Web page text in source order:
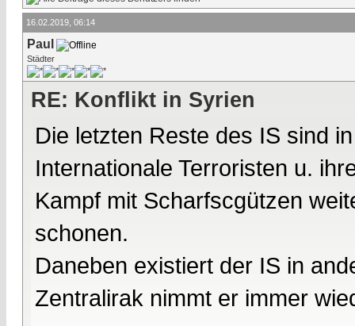
16.02.2019, 06:14
Paul
Städter
RE: Konflikt in Syrien
Die letzten Reste des IS sind
Internationale Terroristen u.
Kampf mit Scharfscgützen
schonen.
Daneben existiert der IS in
Zentralirak nimmt er immer